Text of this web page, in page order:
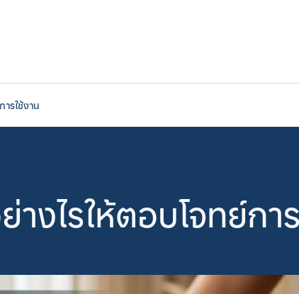
ารใช้งาน
างไรให้ตอบโจทย์กา